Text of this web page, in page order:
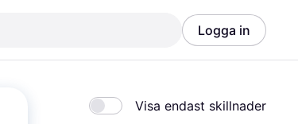
Logga in
Visa endast skillnader